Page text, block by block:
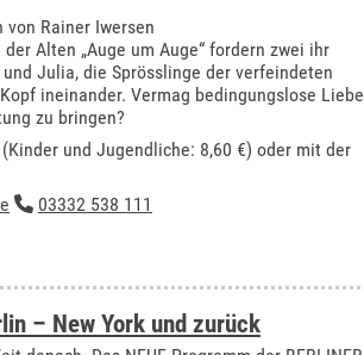
von Rainer Iwersen
Alten „Auge um Auge“ fordern zwei ihr
Julia, die Sprösslinge der verfeindeten
ineinander. Vermag bedingungslose Liebe
zu bringen?
(Kinder und Jugendliche: 8,60 €) oder mit der
03332 538 111
– New York und zurück